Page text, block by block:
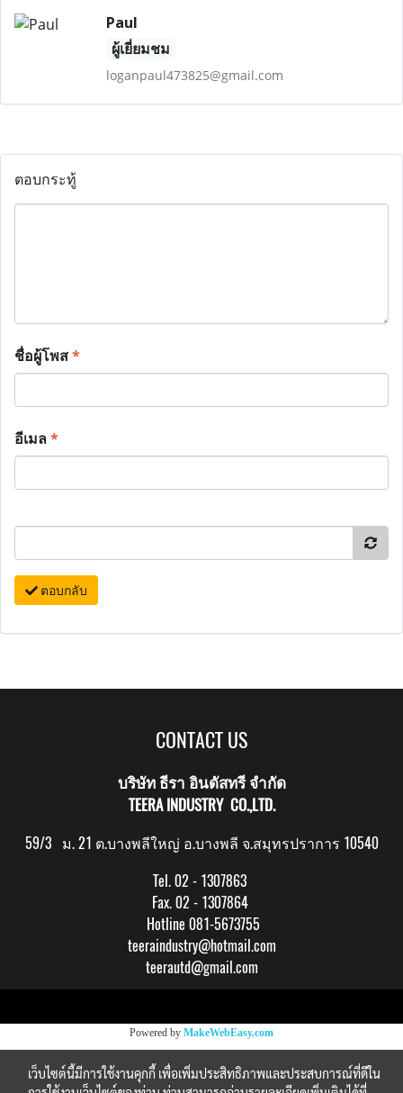
Paul
ผู้เยี่ยมชม
loganpaul473825@gmail.com
ตอบกระทู้
ชื่อผู้โพส*
อีเมล*
ตอบกลับ
CONTACT US
บริษัท ธีรา อินดัสทรี จำกัด
TEERA INDUSTRY CO.,LTD.
59/3 ม. 21 ต.บางพลีใหญ่ อ.บางพลี จ.สมุทรปราการ 10540
Tel. 02 - 1307863
Fax. 02 - 1307864
Hotline 081-5673755
teeraindustry@hotmail.com
teerautd@gmail.com
Powered by MakeWebEasy.com
เว็บไซต์นี้มีการใช้งานคุกกี้ เพื่อเพิ่มประสิทธิภาพและประสบการณ์ที่ดีใน